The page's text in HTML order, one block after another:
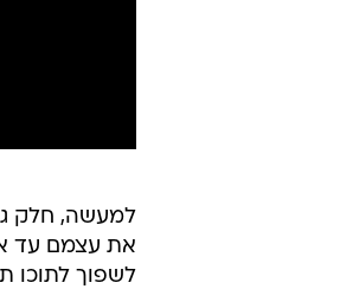
למעשה, חלק
את עצמם עד
לשפוך לתוכו